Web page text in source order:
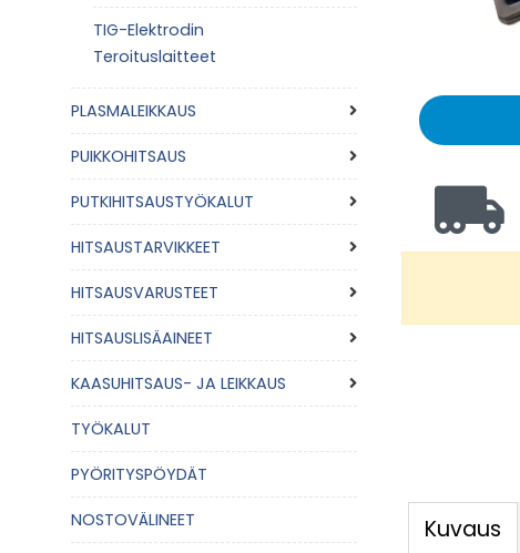
TIG-Elektrodin
Teroituslaitteet
PLASMALEIKKAUS
PUIKKOHITSAUS
PUTKIHITSAUSTYÖKALUT
HITSAUSTARVIKKEET
HITSAUSVARUSTEET
HITSAUSLISÄAINEET
KAASUHITSAUS- JA LEIKKAUS
TYÖKALUT
PYÖRITYSPÖYDÄT
NOSTOVÄLINEET Kuvaus